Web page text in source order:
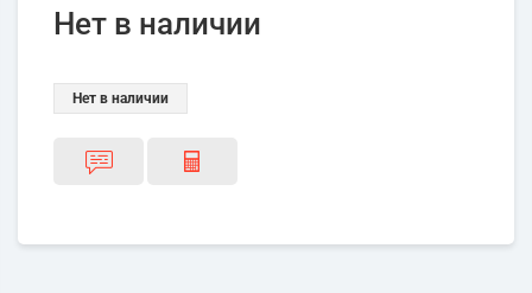
Нет в наличии
Нет в наличии